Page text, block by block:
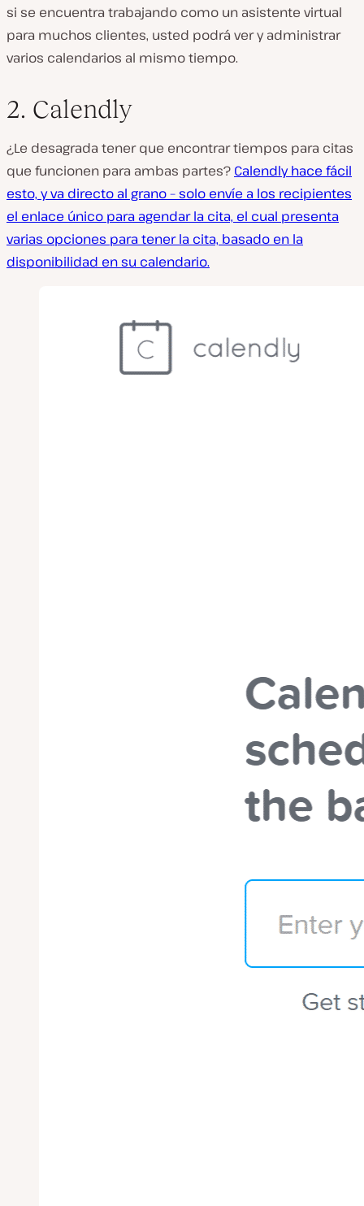
si se encuentra trabajando como un asistente virtual
para muchos clientes, usted podrá ver y administrar
varios calendarios al mismo tiempo.
2. Calendly
¿Le desagrada tener que encontrar tiempos para citas
que funcionen para ambas partes? Calendly hace fácil
esto, y va directo al grano – solo envíe a los recipientes
el enlace único para agendar la cita, el cual presenta
varias opciones para tener la cita, basado en la
disponibilidad en su calendario.